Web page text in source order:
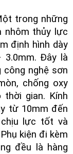
trong những
nhôm thủy lực
định hình dày
Đây là
nghệ sơn
chống oxy
gian. Kính
từ 10mm đến
lực tốt và
kiện đi kèm
đều là hàng